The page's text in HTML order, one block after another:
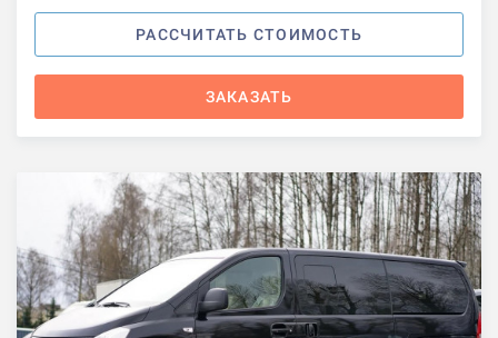
РАССЧИТАТЬ СТОИМОСТЬ
ЗАКАЗАТЬ